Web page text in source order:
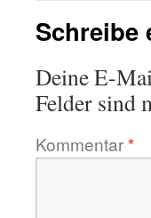
Schreibe
Deine E-
Felder sind
Kommentar*